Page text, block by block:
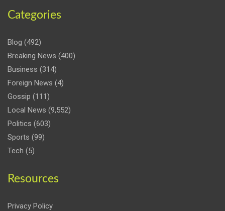
Categories
Blog (492)
Breaking News (400)
Business (314)
Foreign News (4)
Gossip (111)
Local News (9,552)
Politics (603)
Sports (99)
Tech (5)
Resources
Privacy Policy